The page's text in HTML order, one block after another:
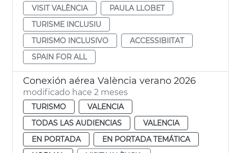
VISIT VALÈNCIA
PAULA LLOBET
TURISME INCLUSIU
TURISMO INCLUSIVO
ACCESSIBIITAT
SPAIN FOR ALL
Conexión aérea València verano 2026
modificado hace 2 meses
TURISMO
VALENCIA
TODAS LAS AUDIENCIAS
VALENCIA
EN PORTADA
EN PORTADA TEMÁTICA